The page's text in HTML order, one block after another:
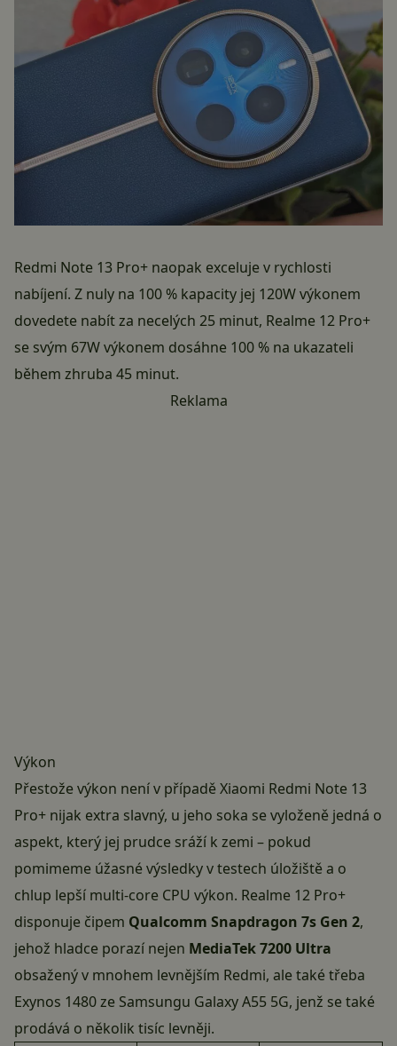
Redmi Note 13 Pro+ naopak exceluje v rychlosti
nabíjení. Z nuly na 100 % kapacity jej 120W výkonem
dovedete nabít za necelých 25 minut, Realme 12 Pro+
se svým 67W výkonem dosáhne 100 % na ukazateli
během zhruba 45 minut.
Reklama
Výkon
Přestože výkon není v případě Xiaomi Redmi Note 13
Pro+ nijak extra slavný, u jeho soka se vyloženě jedná o
aspekt, který jej prudce sráží k zemi – pokud
pomimeme úžasné výsledky v testech úložiště a o
chlup lepší multi-core CPU výkon. Realme 12 Pro+
disponuje čipem Qualcomm Snapdragon 7s Gen 2,
jehož hladce porazí nejen MediaTek 7200 Ultra
obsažený v mnohem levnějším Redmi, ale také třeba
Exynos 1480 ze Samsungu Galaxy A55 5G, jenž se také
prodává o několik tisíc levněji.